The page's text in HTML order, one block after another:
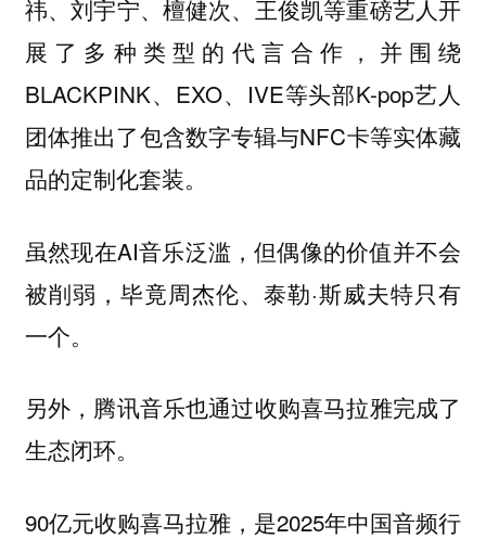
祎、刘宇宁、檀健次、王俊凯等重磅艺人开
展了多种类型的代言合作，并围绕
BLACKPINK、EXO、IVE等头部K-pop艺人
团体推出了包含数字专辑与NFC卡等实体藏
品的定制化套装。
虽然现在AI音乐泛滥，但偶像的价值并不会
被削弱，毕竟周杰伦、泰勒·斯威夫特只有
一个。
另外，腾讯音乐也通过收购喜马拉雅完成了
生态闭环。
90亿元收购喜马拉雅，是2025年中国音频行